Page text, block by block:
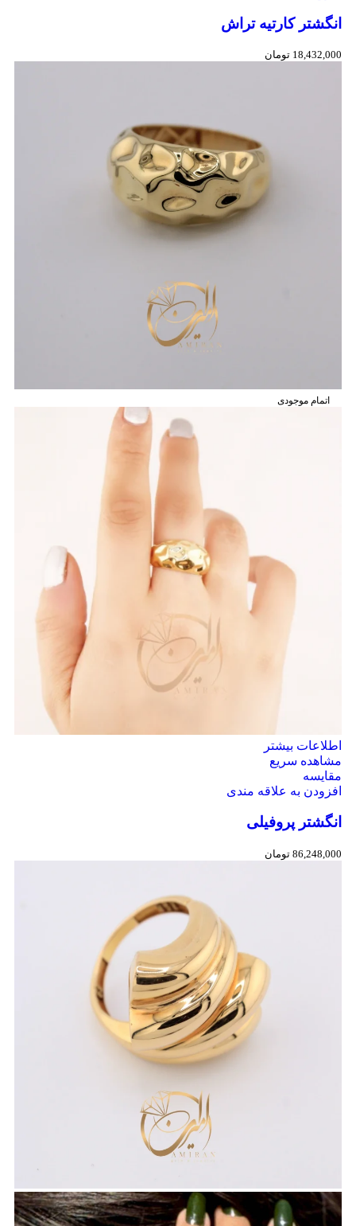
انگشتر کارتیه تراش
18,432,000 تومان
اتمام موجودی
اطلاعات بیشتر
مشاهده سریع
مقایسه
افزودن به علاقه مندی
انگشتر پروفیلی
86,248,000 تومان